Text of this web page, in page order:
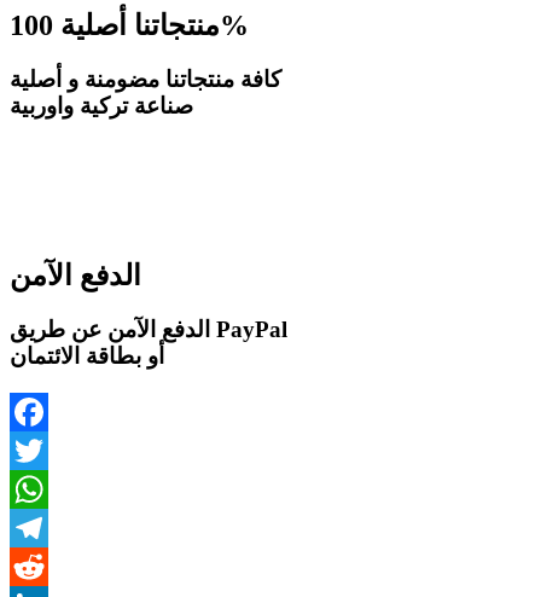
منتجاتنا أصلية 100%
كافة منتجاتنا مضومنة و أصلية
الدفع الآمن
الدفع الآمن عن طريق PayPal
أو بطاقة الائتمان
Facebook
Twitter
WhatsApp
Telegram